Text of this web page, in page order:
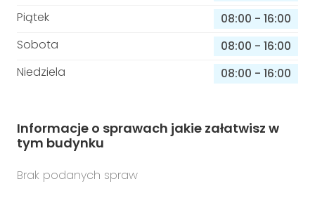
Piątek
08:00 - 16:00
Sobota
08:00 - 16:00
Niedziela
08:00 - 16:00
Informacje o sprawach jakie załatwisz w
tym budynku
Brak podanych spraw